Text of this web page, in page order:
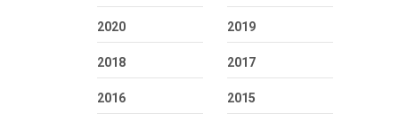
2020 2019
2018 2017
2016 2015